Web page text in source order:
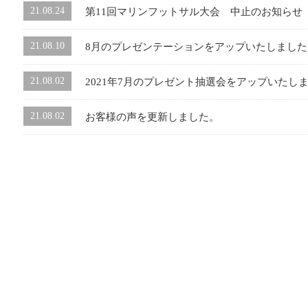
21.08.24 第11回マリンフットサル大会 中止のお知らせ
21.08.10 8月のプレゼンテーションをアップいたしました
21.08.02 2021年7月のプレゼント抽選会をアップいたし
21.08.02 お客様の声を更新しました。